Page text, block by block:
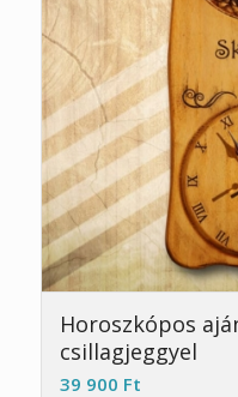
Horoszkópos
csillagjeggyel
39 900 Ft